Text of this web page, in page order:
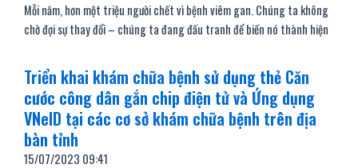
Mỗi năm, hơn một triệu người chết vì bệnh viêm gan. Chúng ta không
chờ đợi sự thay đổi – chúng ta đang đấu tranh để biến nó thành hiện
Triển khai khám chữa bệnh sử dụng thẻ Căn
cước công dân gắn chip điện tử và Ứng dụng
VNeID tại các cơ sở khám chữa bệnh trên địa
bàn tỉnh
15/07/2023 09:41